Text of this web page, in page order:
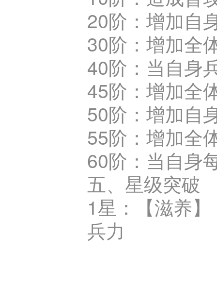
20阶：增加自
30阶：增加全
40阶：当自身
45阶：增加全
50阶：增加自
55阶：增加全
60阶：当自身
五、星级突破
1星：【滋养
兵力